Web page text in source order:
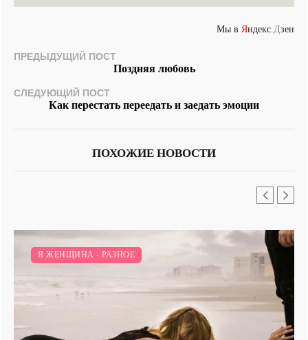
Мы в Яндекс. Дзен
ПРЕДЫДУЩИЙ ПОСТ
Поздняя любовь
СЛЕДУЮЩИЙ ПОСТ
Как перестать переедать и заедать эмоции
ПОХОЖИЕ НОВОСТИ
Я И ЗДОРОВЬЕ.